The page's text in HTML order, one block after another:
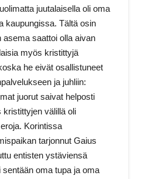
juutalaisella oli oma
kaupungissa. Tältä osin
saattoi olla aivan
myös kristittyjä
he eivät osallistuneet
ja juhliin:
juorut saivat helposti
välillä oli
Korintissa
tarjonnut Gaius
entisten ystäviensä
oma tupa ja oma